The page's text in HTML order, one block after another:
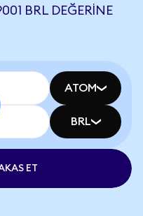
BRL DEĞERINE
ATOM
BRL
ET